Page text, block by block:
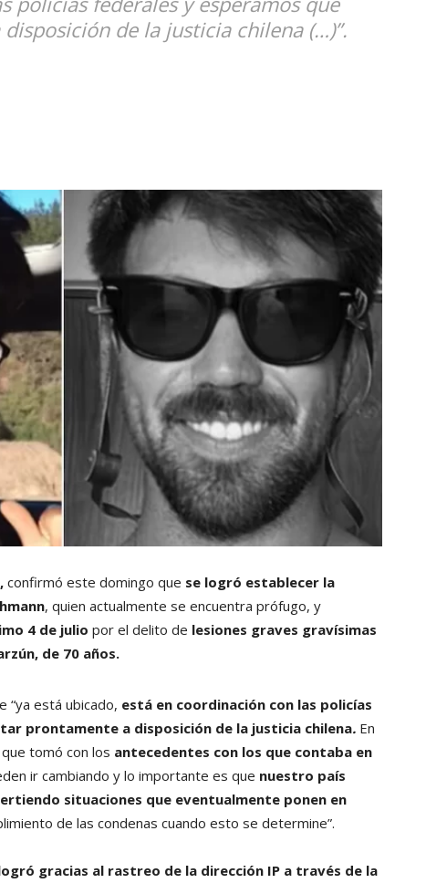
de la justicia chilena (…)”.
confirmó este domingo que se logró establecer la
, quien actualmente se encuentra prófugo, y
4 de julio por el delito de lesiones graves gravísimas
de 70 años.
“ya está ubicado, está en coordinación con las policías
prontamente a disposición de la justicia chilena. En
tomó con los antecedentes con los que contaba en
ir cambiando y lo importante es que nuestro país
situaciones que eventualmente ponen en
de las condenas cuando esto se determine”.
gracias al rastreo de la dirección IP a través de la